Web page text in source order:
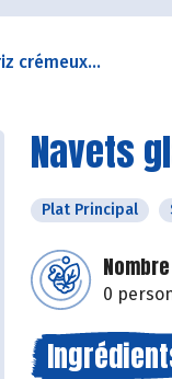
crémeux...
Navets
Plat Principal
0